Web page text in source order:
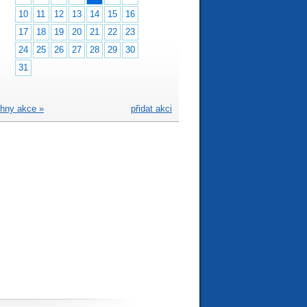
10
11 12 13 14 15
16
17
18 19 20 21 22
23
24
25 26 27 28 29
30
31
přidat akci
akce »